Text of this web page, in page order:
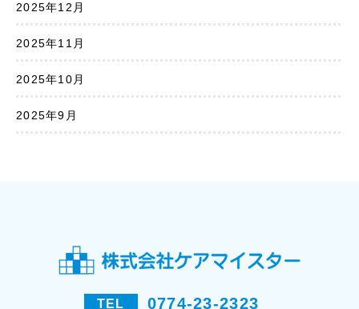
2025年12月
2025年11月
2025年10月
2025年9月
TEL 0774-23-2323